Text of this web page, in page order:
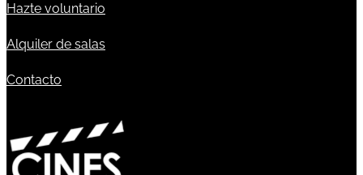
Hazte voluntario
Alquiler de salas
Contacto